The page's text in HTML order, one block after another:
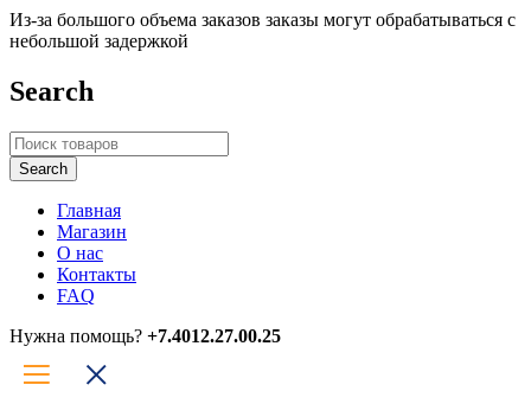
Из-за большого объема заказов заказы могут обрабатываться с
небольшой задержкой
Search
Главная
Магазин
О нас
Контакты
FAQ
Нужна помощь? +7.4012.27.00.25